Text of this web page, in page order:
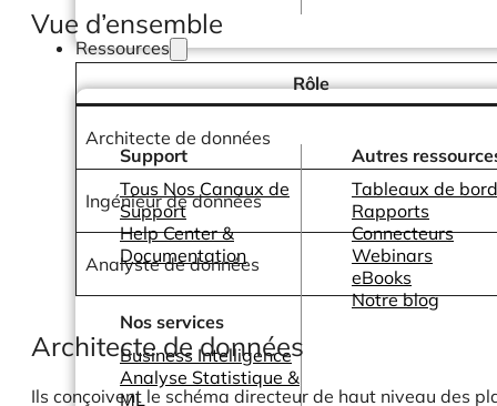
Ressources
Support
Tous Nos Canaux de
Support
Help Center &
Documentation
Nos services
Business Intelligence
Analyse Statistique &
ML
Autres
Tableaux de
Rapports
Connecteurs
Webinars
eBooks
Notre blog
Vue d’ensemble
Rôle
Architecte de données
Ingénieur de données
Analyste de données
Architecte de données
Ils conçoivent le schéma directeur de haut niveau des